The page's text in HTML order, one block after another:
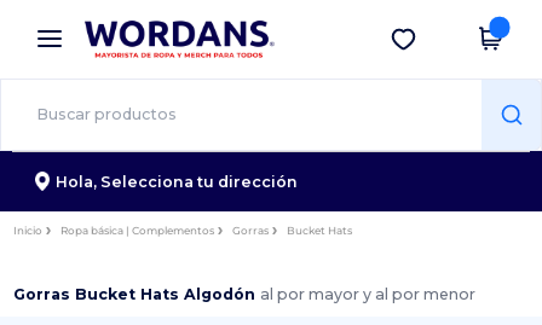
× App de Wordans
¡Mejores precios en app!
Descargar app
Hola, Selecciona tu dirección
Inicio Ropa básica | Complementos Gorras Bucket Hats
Gorras Bucket Hats Algodón al por mayor y al por menor